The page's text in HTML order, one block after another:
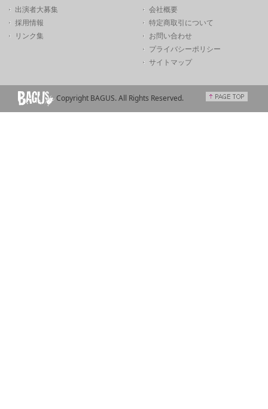
出演者大募集
採用情報
リンク集
会社概要
特定商取引について
お問い合わせ
プライバシーポリシー
サイトマップ
Copyright BAGUS. All Rights Reserved.